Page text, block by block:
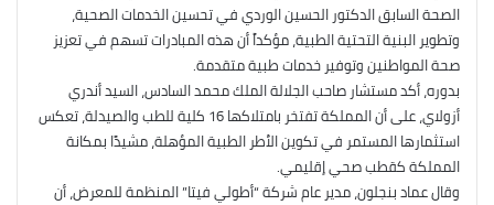
الصحة السابق الدكتور الحسين الوردي في تحسين الخدمات الصحية،
وتطوير البنية التحتية الطبية، مؤكداً أن هذه المبادرات تسهم في تعزيز
صحة المواطنين وتوفير خدمات طبية متقدمة.
بدوره، أكد مستشار صاحب الجلالة الملك محمد السادس، السيد أندري
أزولاي، على أن المملكة تفتخر بامتلاكها 16 كلية للطب والصيدلة، تعكس
استثمارها المستمر في تكوين الأطر الطبية المؤهلة، مشيدًا بمكانة
المملكة كقطب صحي إقليمي.
وقال عماد بنجلون، مدير عام شركة “أطولي فيتا” المنظمة للمعرض، أن